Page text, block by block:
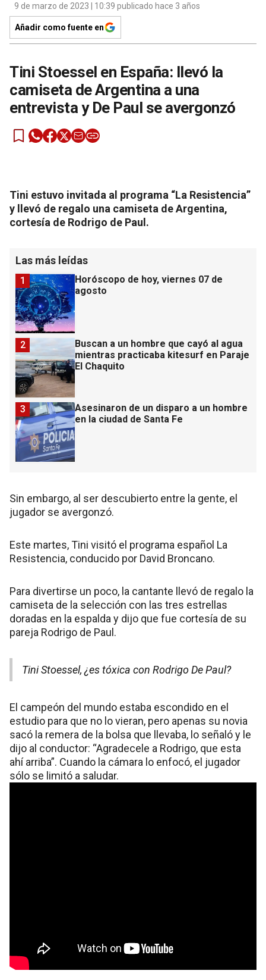
9 de marzo de 2023 | 10:39 publicado hace 3 años
Añadir como fuente en
Tini Stoessel en España: llevó la
camiseta de Argentina a una
entrevista y De Paul se avergonzó
Tini estuvo invitada al programa “La Resistencia”
y llevó de regalo una camiseta de Argentina,
cortesía de Rodrigo de Paul.
Las más leídas
Horóscopo de hoy, viernes 07 de
agosto
1
Buscan a un hombre que cayó al agua
mientras practicaba kitesurf en Paraje
El Chaquito
2
Asesinaron de un disparo a un hombre
en la ciudad de Santa Fe
3
Sin embargo, al ser descubierto entre la gente, el
jugador se avergonzó.
Este martes, Tini visitó el programa español La
Resistencia, conducido por David Broncano.
Para divertirse un poco, la cantante llevó de regalo la
camiseta de la selección con las tres estrellas
doradas en la espalda y dijo que fue cortesía de su
pareja Rodrigo de Paul.
Tini Stoessel, ¿es tóxica con Rodrigo De Paul?
El campeón del mundo estaba escondido en el
estudio para que no lo vieran, pero apenas su novia
sacó la remera de la bolsa que llevaba, lo señaló y le
dijo al conductor: “Agradecele a Rodrigo, que esta
ahí arriba”. Cuando la cámara lo enfocó, el jugador
sólo se limitó a saludar.